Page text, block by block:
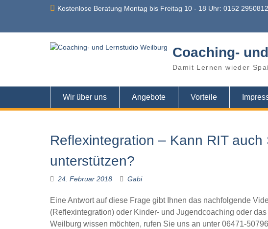
Kostenlose Beratung Montag bis Freitag 10 - 18 Uhr: 0152
Coaching-
Damit Lernen wieder
Wir über uns Angebote Vorteile
Reflexintegration – Kann RIT
unterstützen?
24. Februar 2018 Gabi
Eine Antwort auf diese Frage gibt Ihnen das nachfolgende
(Reflexintegration) oder Kinder- und Jugendcoaching oder
Weilburg wissen möchten, rufen Sie uns an unter 06471-